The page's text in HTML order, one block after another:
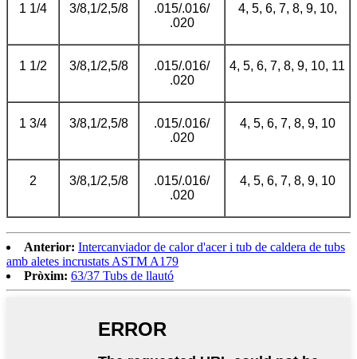
1 1/4 3/8,1/2,5/8
.015/.016/
.020
4, 5, 6, 7, 8, 9, 10,
1 1/2 3/8,1/2,5/8
.015/.016/
.020
4, 5, 6, 7, 8, 9, 10, 11
1 3/4 3/8,1/2,5/8
.015/.016/
.020
4, 5, 6, 7, 8, 9, 10
2 3/8,1/2,5/8
.015/.016/
.020
4, 5, 6, 7, 8, 9, 10
Anterior: Intercanviador de calor d'acer i tub de caldera de tubs
amb aletes incrustats ASTM A179
Pròxim: 63/37 Tubs de llautó